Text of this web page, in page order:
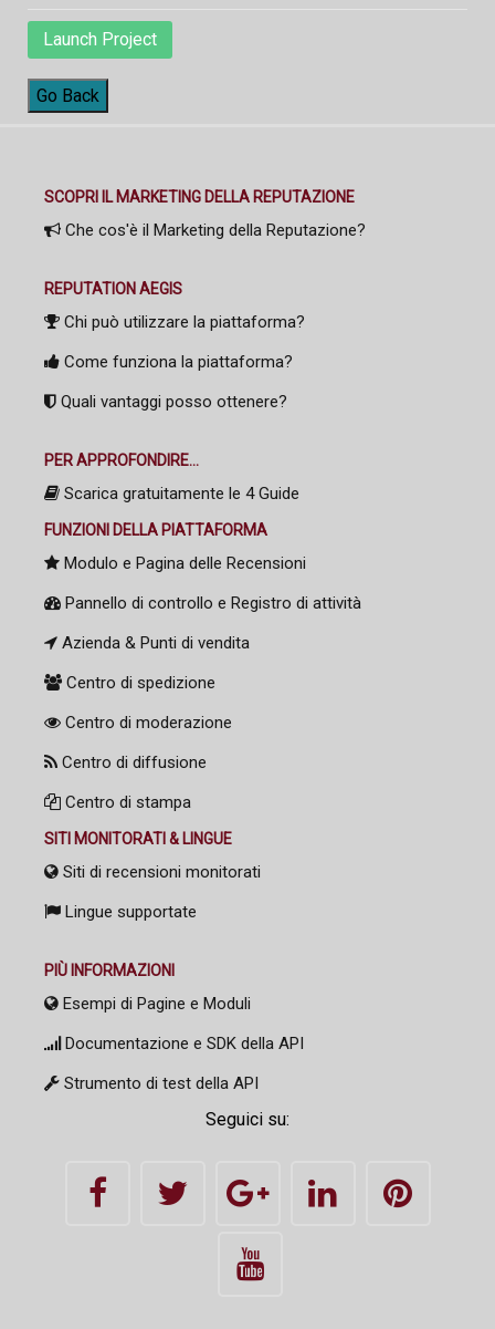
Launch Project
Go Back
SCOPRI IL MARKETING DELLA REPUTAZIONE
Che cos'è il Marketing della Reputazione?
REPUTATION AEGIS
Chi può utilizzare la piattaforma?
Come funziona la piattaforma?
Quali vantaggi posso ottenere?
PER APPROFONDIRE...
Scarica gratuitamente le 4 Guide
FUNZIONI DELLA PIATTAFORMA
Modulo e Pagina delle Recensioni
Pannello di controllo e Registro di attività
Azienda & Punti di vendita
Centro di spedizione
Centro di moderazione
Centro di diffusione
Centro di stampa
SITI MONITORATI & LINGUE
Siti di recensioni monitorati
Lingue supportate
PIÙ INFORMAZIONI
Esempi di Pagine e Moduli
Documentazione e SDK della API
Strumento di test della API
Seguici su: